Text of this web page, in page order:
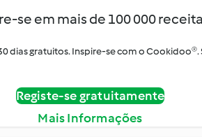
se em mais de 100 000
dias gratuitos. Inspire-se com o
Registe-se gratuitamente
Mais Informações